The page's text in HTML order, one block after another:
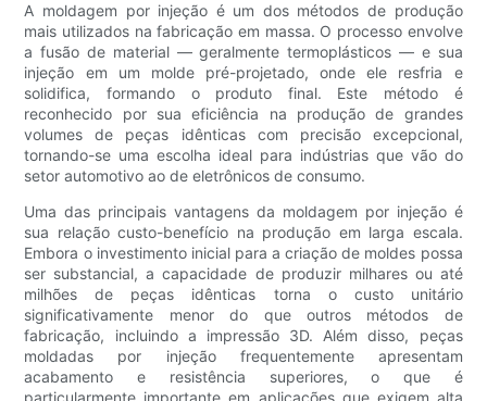
A moldagem por injeção é um dos métodos de produção
mais utilizados na fabricação em massa. O processo envolve
a fusão de material — geralmente termoplásticos — e sua
injeção em um molde pré-projetado, onde ele resfria e
solidifica, formando o produto final. Este método é
reconhecido por sua eficiência na produção de grandes
volumes de peças idênticas com precisão excepcional,
tornando-se uma escolha ideal para indústrias que vão do
setor automotivo ao de eletrônicos de consumo.
Uma das principais vantagens da moldagem por injeção é
sua relação custo-benefício na produção em larga escala.
Embora o investimento inicial para a criação de moldes possa
ser substancial, a capacidade de produzir milhares ou até
milhões de peças idênticas torna o custo unitário
significativamente menor do que outros métodos de
fabricação, incluindo a impressão 3D. Além disso, peças
moldadas por injeção frequentemente apresentam
acabamento e resistência superiores, o que é